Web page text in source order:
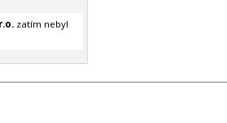
zatím nebyl